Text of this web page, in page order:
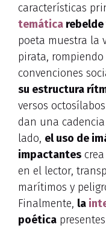
características
temática
poeta muestra la
pirata,
convenciones
su estructura
versos
dan una
lado, el uso de
impactantes
en el lector,
marítimos y
Finalmente, la
poética